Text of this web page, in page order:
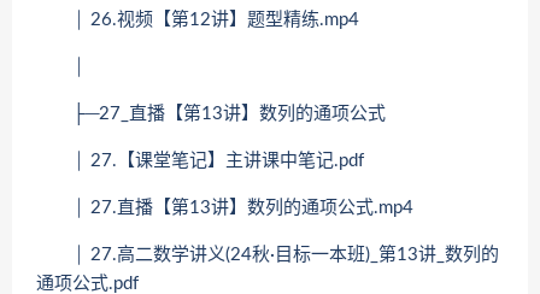
│ 26.视频【第12讲】题型精练.mp4
├─27_直播【第13讲】数列的通项公式
│ 27.【课堂笔记】主讲课中笔记.pdf
│ 27.直播【第13讲】数列的通项公式.mp4
│ 27.高二数学讲义(24秋·目标一本班)_第13讲_数列的
通项公式.pdf